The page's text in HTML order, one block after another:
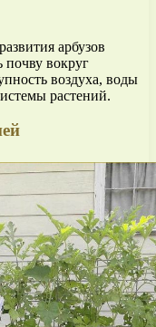
арбузов
почву вокруг
воздуха, воды
растений.